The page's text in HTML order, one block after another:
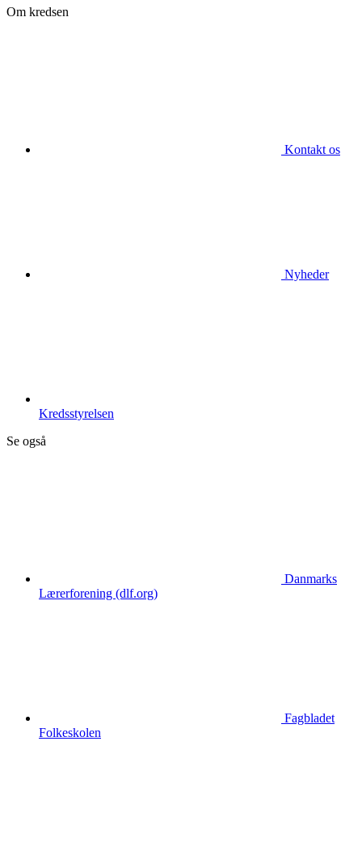
Om kredsen
Kontakt os
Nyheder
Kredsstyrelsen
Se også
Danmarks
Lærerforening (dlf.org)
Fagbladet
Folkeskolen